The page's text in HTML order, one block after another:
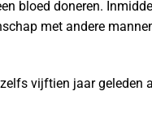
bloed doneren.
met andere
vijftien jaar geleden